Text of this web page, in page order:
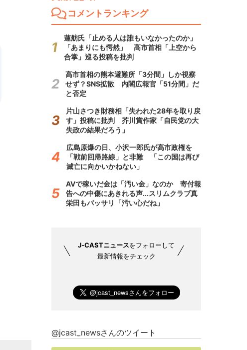
コメントランキング
蓮舫氏「止める人は誰もいなかったのか」
「あまりにも愕然」 高市首相「上空から
合掌」巡る投稿を批判
高市首相の熊本避難所「3分間」しか視察
せず？SNS拡散 内閣広報官「51分間」だ
と否定
片山さつき財務相「失われた28年を取り戻
す」投稿に批判 芥川賞作家「自民党の大
失政の結果だろう」
広島原爆の日、小沢一郎氏が高市政権を
「戦前回帰路線」と非難 「この国は再び
滅亡に向かいかねない」
AVで稼いだ金は「汚い金」なのか 寄付報
告への中傷にあきれる声...スリムクラブ真
栄田もバッサリ「汚い心だね」
J-CASTニュースをフォローして
最新情報をチェック
@jcast_newsさんのツイート